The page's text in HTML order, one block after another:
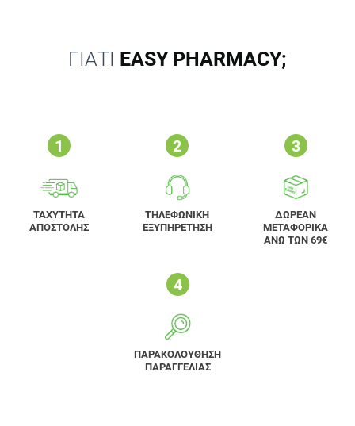
ΓΙΑΤΙ EASY PHARMACY;
ΤΑΧΥΤΗΤΑ
ΑΠΟΣΤΟΛΗΣ
ΤΗΛΕΦΩΝΙΚΗ
ΕΞΥΠΗΡΕΤΗΣΗ
ΔΩΡΕΑΝ
ΜΕΤΑΦΟΡΙΚΑ
ΑΝΩ ΤΩΝ 69€
ΠΑΡΑΚΟΛΟΥΘΗΣΗ
ΠΑΡΑΓΓΕΛΙΑΣ